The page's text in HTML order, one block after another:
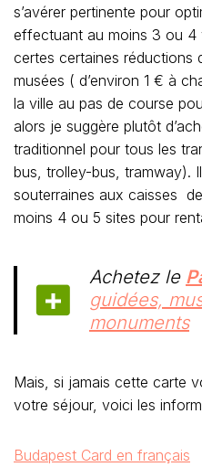
s’avérer pertinente pour
effectuant au moins 3 ou 4
certes certaines réductions
musées ( d’environ 1 € à
la ville au pas de course
alors je suggère plutôt
traditionnel pour tous les
bus, trolley-bus, tramway).
souterraines aux caisses
moins 4 ou 5 sites pour
Achetez le
guidées,
monuments
Mais, si jamais cette carte
votre séjour, voici les
Budapest Card en français